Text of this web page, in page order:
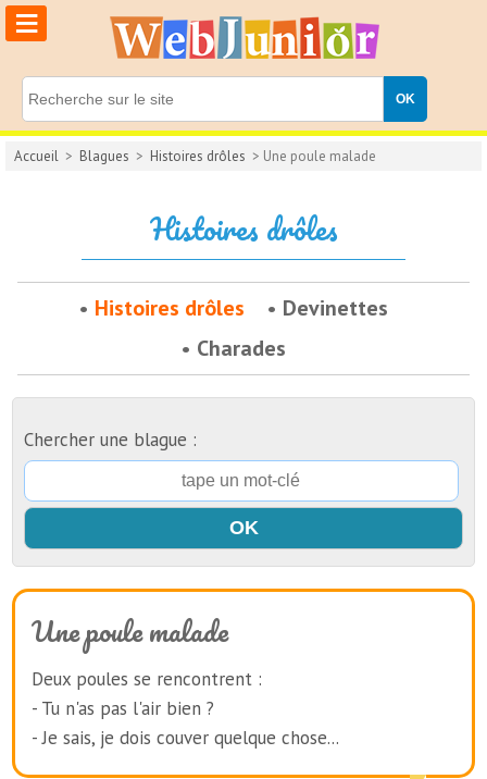
≡
Accueil > Blagues > Histoires drôles > Une poule malade
Histoires drôles
Histoires drôles
Devinettes
Charades
Chercher une blague :
Une poule malade
Deux poules se rencontrent :
- Tu n'as pas l'air bien ?
- Je sais, je dois couver quelque chose...